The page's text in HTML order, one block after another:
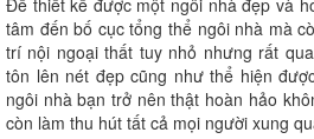
Để thiết kế được một ngôi nhà đẹp và
tâm đến bố cục tổng thể ngôi nhà mà
trí nội ngoại thất tuy nhỏ nhưng rất
tôn lên nét đẹp cũng như thể hiện
ngôi nhà bạn trở nên thật hoàn hảo
còn làm thu hút tất cả mọi người xung